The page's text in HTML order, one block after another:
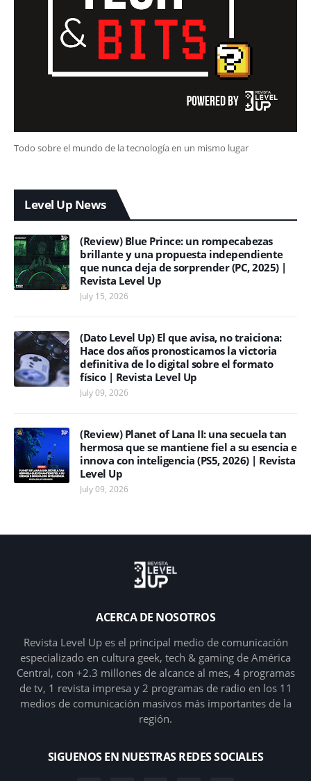
Todo sobre el mundo de la tecnología en un mismo lugar
Level Up News
(Review) Blue Prince: un rompecabezas
brillante y una propuesta independiente
que nunca deja de sorprender (PC, 2025) |
Revista Level Up
July 15, 2026
(Dato Level Up) El que avisa, no traiciona:
Hace dos años pronosticamos la victoria
definitiva de lo digital sobre el formato
físico | Revista Level Up
July 09, 2026
(Review) Planet of Lana II: una secuela tan
hermosa que se mantiene fiel a su esencia e
innova con inteligencia (PS5, 2026) | Revista
Level Up
July 09, 2026
ACERCA DE NOSOTROS
Revista Level Up es el principal medio de comunicación
especializado en cultura geek, tech & gaming de América
Central, con +2.3 millones de alcance al mes, 4 programas
de tv, 1 revista impresa y 2 programas de radio en los 11
medios de comunicación masivos más importantes de la
región.
SIGUENOS EN NUESTRAS REDES SOCIALES